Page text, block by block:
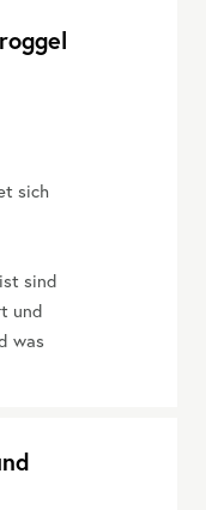
sich
sind
und
was